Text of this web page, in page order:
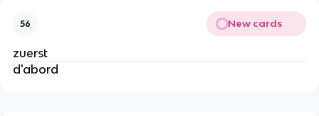
56 New cards
zuerst
d'abord